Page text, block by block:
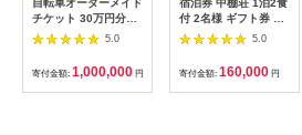
自転車オーダーメイド
チケット 30万円分
【1360365】
5.0
寄付金額: 1,000,000 円
宿泊券 中棚荘 1泊2食
付 2名様 ギフト券 チ
ケット 券 宿泊 旅行
5.0
寄付金額: 160,000 円